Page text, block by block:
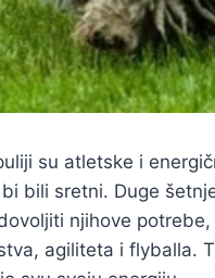
su atletske i
bili sretni. Duge
njihove
agiliteta i flyballa.